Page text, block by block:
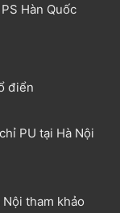
Hàn Quốc
điển
PU tại Hà Nội
tham khảo